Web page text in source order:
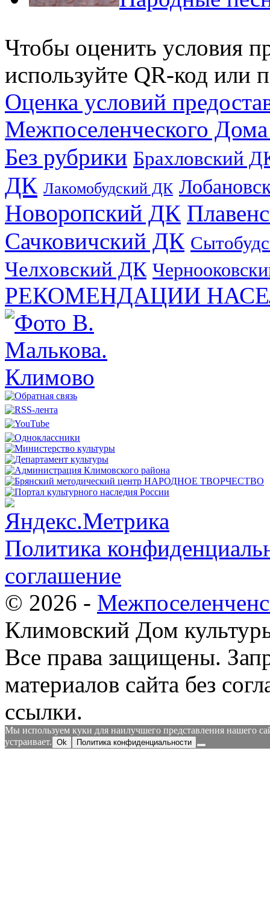
Чтобы оценить условия
используйте QR-код или
Оценка условий
Межпоселенческого
Без рубрики Брахловский
ДК Лакомобудский ДК
Новоропский ДК
Сачковичский ДК
Челховский ДК
РЕКОМЕНДАЦИИ
Политика
соглашение
© 2026 -
Климовский Дом
Все права защищены.
материалов сайта без
ссылки.
Мы используем куки для наилучшего представления нашего
устраивает. Ok Политика конфиденциальности